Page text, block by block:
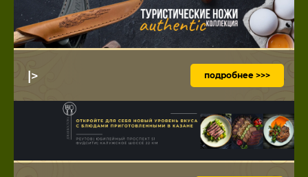
|> подробнее >>>